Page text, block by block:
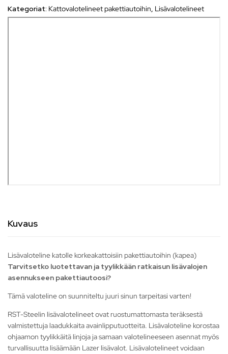
Kategoriat: Kattovalotelineet pakettiautoihin, Lisävalotelineet
Kuvaus
Lisävaloteline katolle korkeakattoisiin pakettiautoihin (kapea)
Tarvitsetko luotettavan ja tyylikkään ratkaisun lisävalojen
asennukseen pakettiautoosi?
Tämä valoteline on suunniteltu juuri sinun tarpeitasi varten!
RST-Steelin lisävalotelineet ovat ruostumattomasta teräksestä
valmistettuja laadukkaita avainlipputuotteita. Lisävaloteline korostaa
ohjaamon tyylikkäitä linjoja ja samaan valotelineeseen asennat myös
turvallisuutta lisäämään Lazer lisävalot. Lisävalotelineet voidaan